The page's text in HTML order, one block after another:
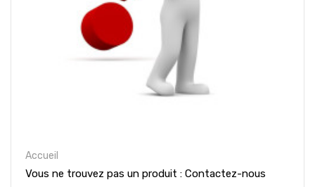
Accueil
Vous ne trouvez pas un produit : Contactez-nous